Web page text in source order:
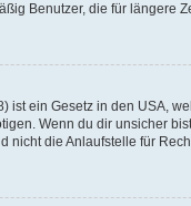
Benutzer, die für längere
ein Gesetz in den USA,
Wenn du dir unsicher
die Anlaufstelle für